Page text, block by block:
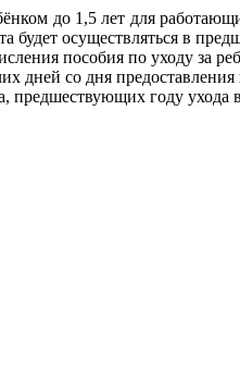
до 1,5 лет для
осуществляться в
пособия по уходу за
дней со дня
предшествующих году ухода